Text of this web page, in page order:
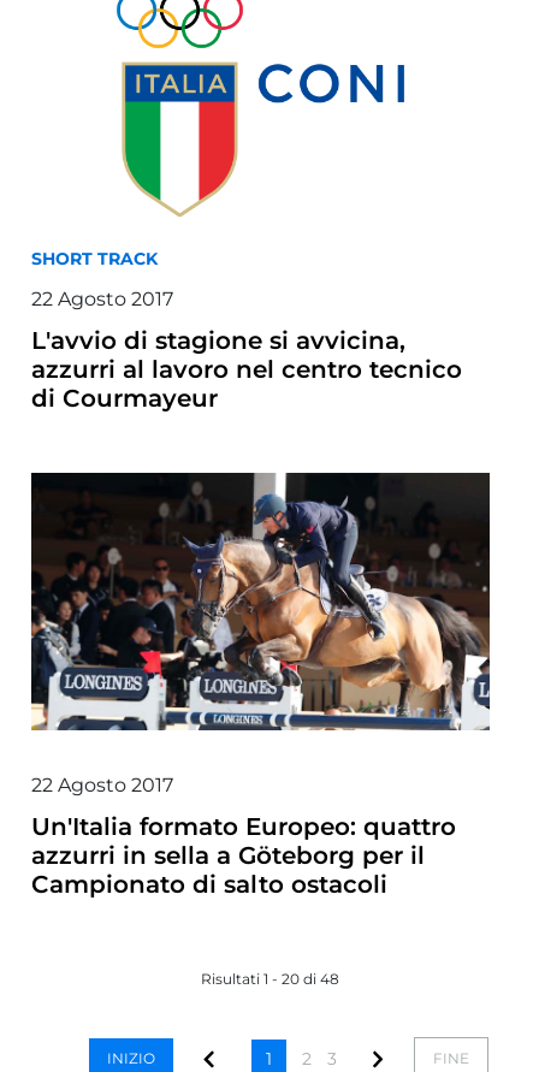
SHORT TRACK
22 Agosto 2017
L'avvio di stagione si avvicina,
azzurri al lavoro nel centro tecnico
di Courmayeur
22 Agosto 2017
Un'Italia formato Europeo: quattro
azzurri in sella a Göteborg per il
Campionato di salto ostacoli
Risultati 1 - 20 di 48
INIZIO 1 2 3 FINE